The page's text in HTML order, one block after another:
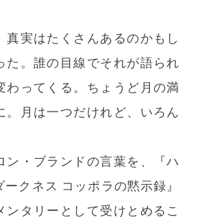
真実はたくさんあるのかもし
た。誰の目線でそれが語られ
わってくる。ちょうど月の満
。月は一つだけれど、いろん
ン・ブランドの言葉を、『ハ
クネス コッポラの黙示録』
ンタリーとして受けとめるこ